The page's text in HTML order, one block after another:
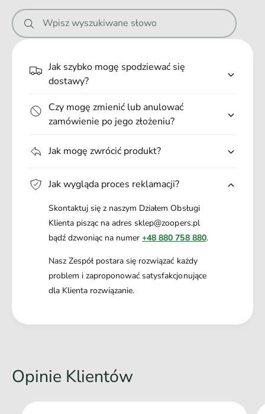
i
e
Wpisz wyszukiwane słowo
Jak szybko mogę spodziewać się
dostawy?
Czy mogę zmienić lub anulować
zamówienie po jego złożeniu?
Jak mogę zwrócić produkt?
Jak wygląda proces reklamacji?
Skontaktuj się z naszym Działem Obsługi
Klienta pisząc na adres sklep@zoopers.pl
bądź dzwoniąc na numer+48 880 758 880.
Nasz Zespół postara się rozwiązać każdy
problem i zaproponować satysfakcjonujące
dla Klienta rozwiązanie.
Opinie Klientów